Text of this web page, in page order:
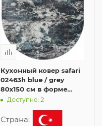
Кухонный ковер safari
02463h blue / grey
80x150 см в форме
овала
Доступно: 2
Страна: